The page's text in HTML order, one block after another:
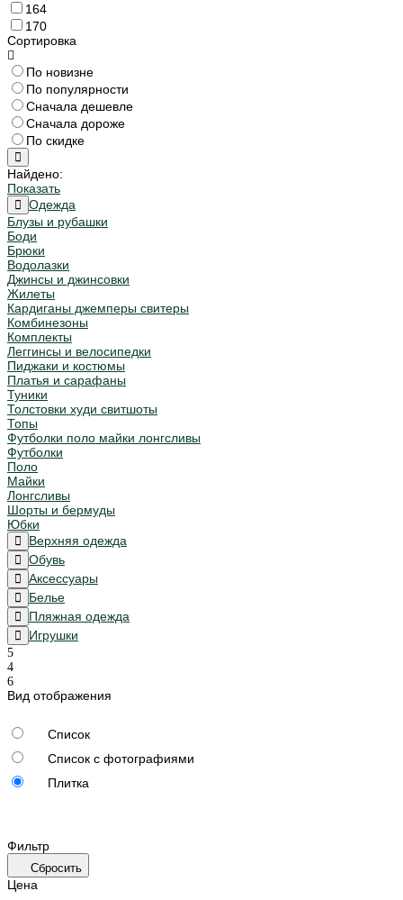
164
170
Сортировка
По новизне
По популярности
Сначала дешевле
Сначала дороже
По скидке
Найдено:
Показать
Одежда
Блузы и рубашки
Боди
Брюки
Водолазки
Джинсы и джинсовки
Жилеты
Кардиганы джемперы свитеры
Комбинезоны
Комплекты
Леггинсы и велосипедки
Пиджаки и костюмы
Платья и сарафаны
Туники
Толстовки худи свитшоты
Топы
Футболки поло майки лонгсливы
Футболки
Поло
Майки
Лонгсливы
Шорты и бермуды
Юбки
Верхняя одежда
Обувь
Аксессуары
Белье
Пляжная одежда
Игрушки
Вид отображения
Список
Список с фотографиями
Плитка
Фильтр
Сбросить
Цена